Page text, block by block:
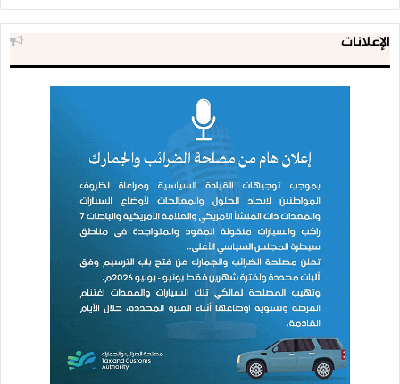
الإعلانات